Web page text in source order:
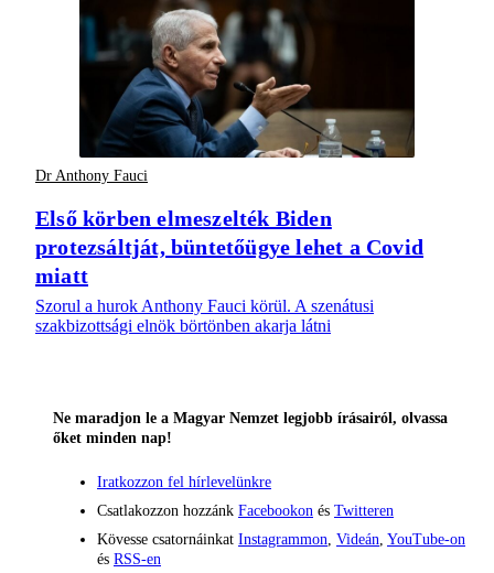
Dr Anthony Fauci
Első körben elmeszelték Biden
protezsáltját, büntetőügye lehet a Covid
miatt
Szorul a hurok Anthony Fauci körül. A szenátusi
szakbizottsági elnök börtönben akarja látni
Ne maradjon le a Magyar Nemzet legjobb írásairól, olvassa
őket minden nap!
Iratkozzon fel hírlevelünkre
Csatlakozzon hozzánk Facebookon és Twitteren
Kövesse csatornáinkat Instagrammon, Videán, YouTube-on
és RSS-en